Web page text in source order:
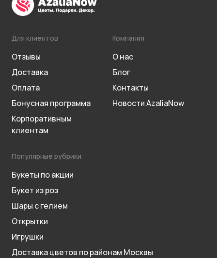
Для клиентов
Отзывы
Доставка
Оплата
Бонусная программа
Корпоративным
клиентам
Компания
О нас
Блог
Контакты
Новости AzaliaNow
Популярные рубрики
Букеты по акции
Букет из роз
Шары с гелием
Открытки
Игрушки
Доставка цветов по районам Москвы